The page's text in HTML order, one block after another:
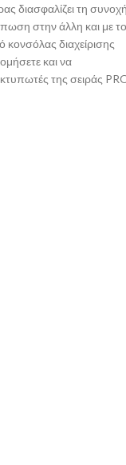
διασφαλίζει τη συνοχή
στην άλλη και με το
κονσόλας διαχείρισης
και να
της σειράς